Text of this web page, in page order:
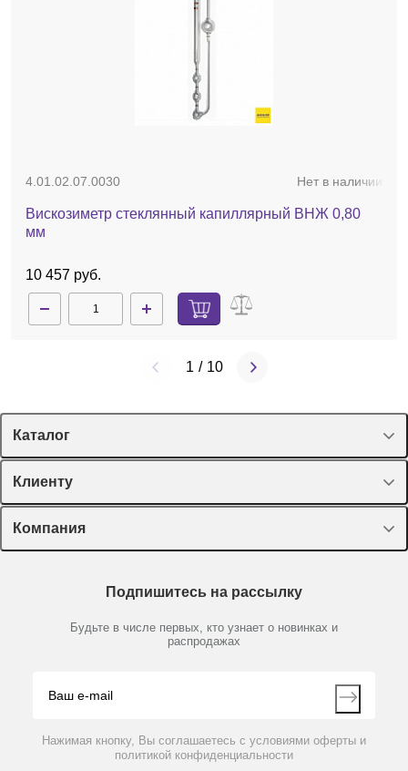
4.01.02.07.0030 Нет в наличии
Вискозиметр стеклянный капиллярный ВНЖ 0,80
мм
10 457 руб.
1 / 10
Каталог
Спецпредложения
Оборудование, приборы
Пластик, стекло, принадлежности
Химические реактивы, препараты, наборы
Производители
Клиенту
Лекторий Диаэм
Доставка и оплата
Мобильное приложение
Компания
Партнеры
Контакты
Подпишитесь на рассылку
Будьте в числе первых, кто узнает о новинках и
распродажах
Нажимая кнопку, Вы соглашаетесь с условиями оферты и
политикой конфиденциальности